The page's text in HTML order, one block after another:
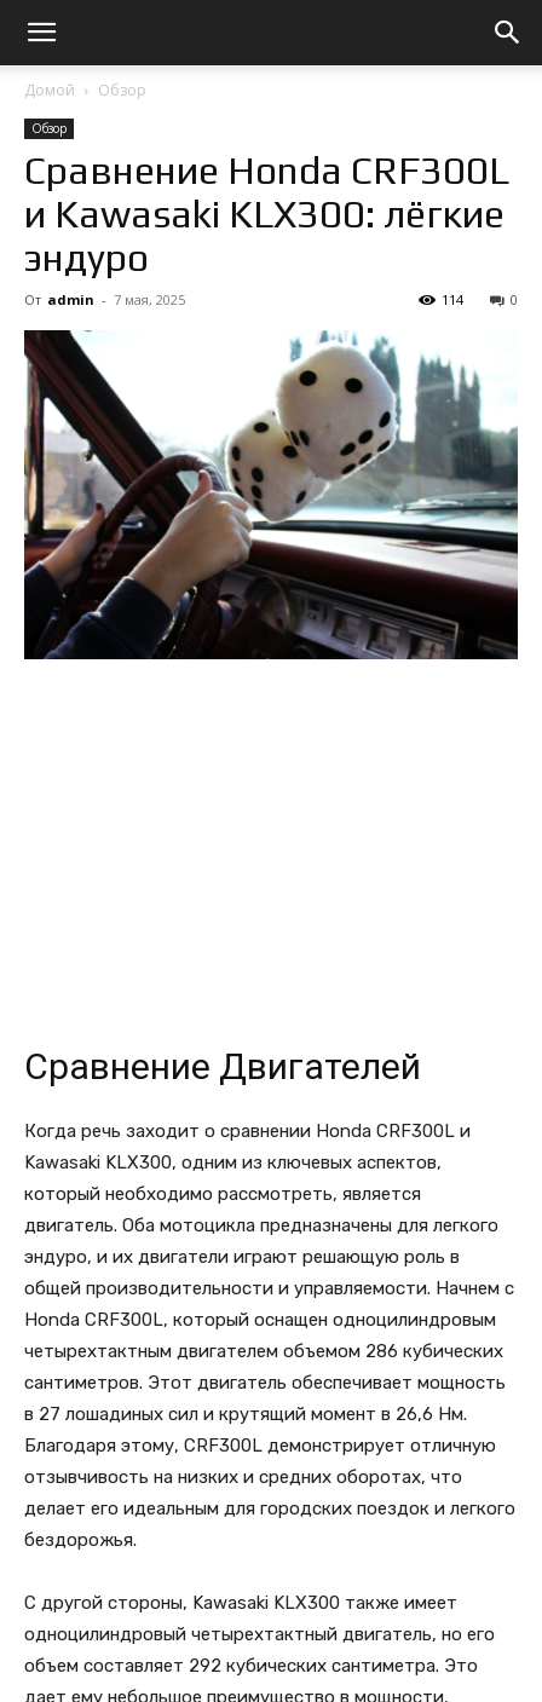
Домой Обзор
Обзор
Сравнение Honda CRF300L
и Kawasaki KLX300: лёгкие
эндуро
От admin - 7 мая, 2025 0
114
Сравнение Двигателей
Когда речь заходит о сравнении Honda CRF300L и
Kawasaki KLX300, одним из ключевых аспектов,
который необходимо рассмотреть, является
двигатель. Оба мотоцикла предназначены для легкого
эндуро, и их двигатели играют решающую роль в
общей производительности и управляемости. Начнем с
Honda CRF300L, который оснащен одноцилиндровым
четырехтактным двигателем объемом 286 кубических
сантиметров. Этот двигатель обеспечивает мощность
в 27 лошадиных сил и крутящий момент в 26,6 Нм.
Благодаря этому, CRF300L демонстрирует отличную
отзывчивость на низких и средних оборотах, что
делает его идеальным для городских поездок и легкого
бездорожья.
С другой стороны, Kawasaki KLX300 также имеет
одноцилиндровый четырехтактный двигатель, но его
объем составляет 292 кубических сантиметра. Это
дает ему небольшое преимущество в мощности,